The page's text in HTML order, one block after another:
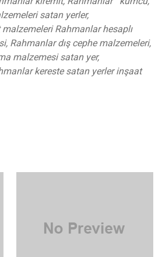
satan yerler,
Rahmanlar hesaplı
Rahmanlar dış cephe malzemeleri,
malzemesi satan yer,
kereste satan yerler inşaat